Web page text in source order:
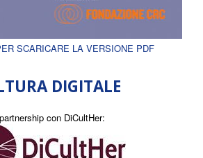
SCARICARE LA VERSIONE PDF
DIGITALE
con DiCultHer: